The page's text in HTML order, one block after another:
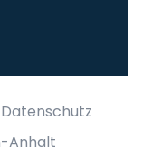
Datenschutz
Anhalt